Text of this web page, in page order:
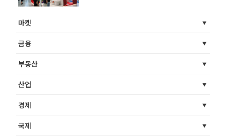
마켓
금융
부동산
산업
경제
국제